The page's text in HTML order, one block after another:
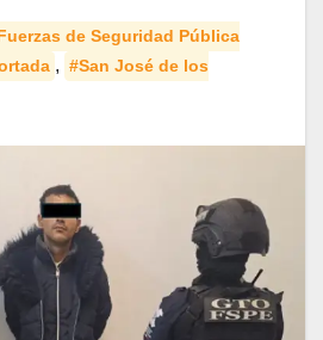
de Seguridad Pública
, #San José de los